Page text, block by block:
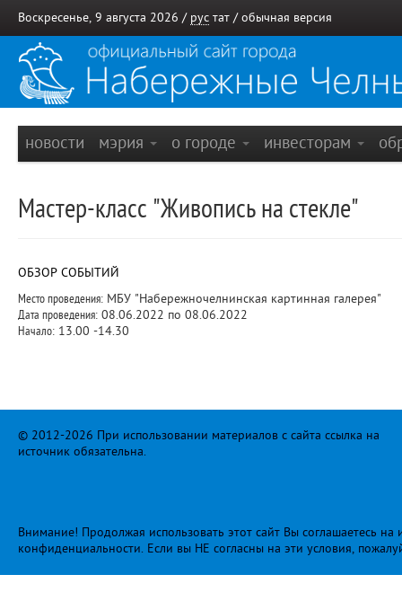
Воскресенье, 9 августа 2026 / рус тат / обычная версия
новости мэрия о городе инвесторам
Мастер-класс "Живопись на стекле"
ОБЗОР СОБЫТИЙ
Место проведения: МБУ "Набережночелнинская картинная галерея"
Дата проведения: 08.06.2022 по 08.06.2022
Начало: 13.00 -14.30
© 2012-2026 При использовании материалов с сайта ссылка на
источник обязательна.
Внимание! Продолжая использовать этот сайт Вы соглашаетесь
конфиденциальности. Если вы НЕ согласны на эти условия,